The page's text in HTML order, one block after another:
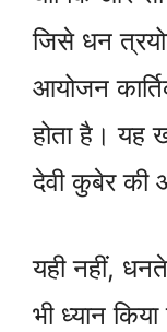
जिसे धन
आयोजन
होता है। यह
देवी कुबेर की
यही नहीं,
भी ध्यान